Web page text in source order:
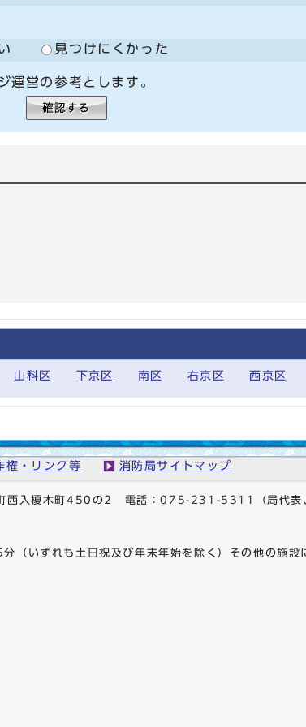
見つけにくかった
運営の参考とします。
山科区 下京区 南区 右京区 西京区
権・リンク等 消防局サイトマップ
西入榎木町450の2 電話：075-231-5311 （局代
（いずれも土日祝及び年末年始を除く）その他の施設